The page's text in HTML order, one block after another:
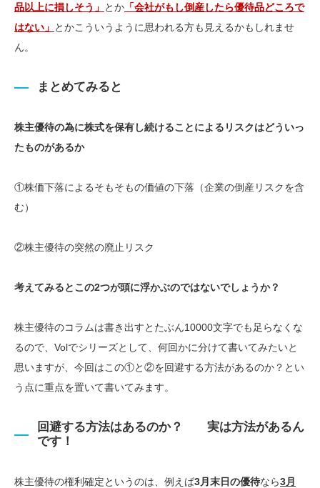
品以上に損しそう」 とか 「会社がもし倒産したら優待品どころで
はない」 とかこういうように思われる方も見えるかもしれませ
ん。
まとめてみると
株主優待の為に株式を保有し続けることによるリスクはどういっ
たものがあるか
①株価下落によるそもそもの価値の下落（企業の倒産リスクを含
む）
②株主優待の突然の廃止リスク
考えてみるとこの2つが頭に浮かぶのではないでしょうか？
株主優待のコラムは書き出すとたぶん10000文字でも足らなくな
るので、Volでシリーズとして、何回かに分けて書いてみたいと
思いますが、今回はこの①と②を回避する方法があるのか？とい
う点に重点を置いて書いてみます。
回避する方法はあるのか？
実は方法があるん
です！
株主優待の権利確定というのは、例えば3月末日の優待なら3月